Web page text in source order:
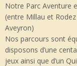
Notre Parc Aventure
(entre Millau et
Aveyron)
Nos parcours sont
disposons d’une
jeux ainsi que d’un